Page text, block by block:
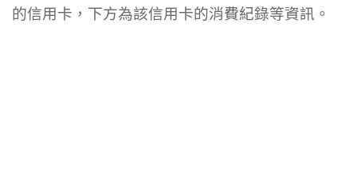
的信用卡，下方為該信用卡的消費紀錄等資訊。